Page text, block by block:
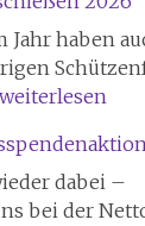
Urneburg
zu
Gast
Jahr haben
weiterlesen
dabei –
bei der